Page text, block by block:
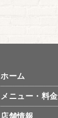
ホーム
メニュー・料金